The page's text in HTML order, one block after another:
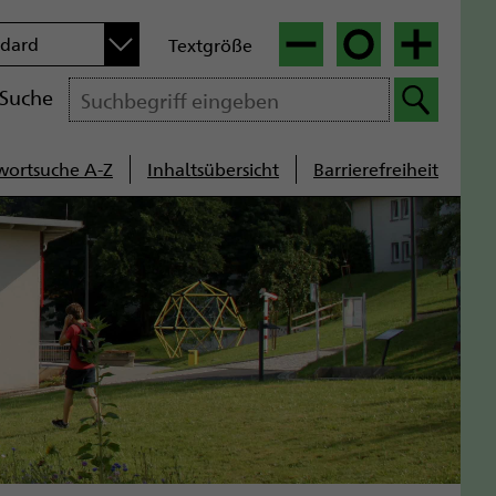
Textgröße
Suche
A-Z Inhaltsübersicht Barrierefreiheit